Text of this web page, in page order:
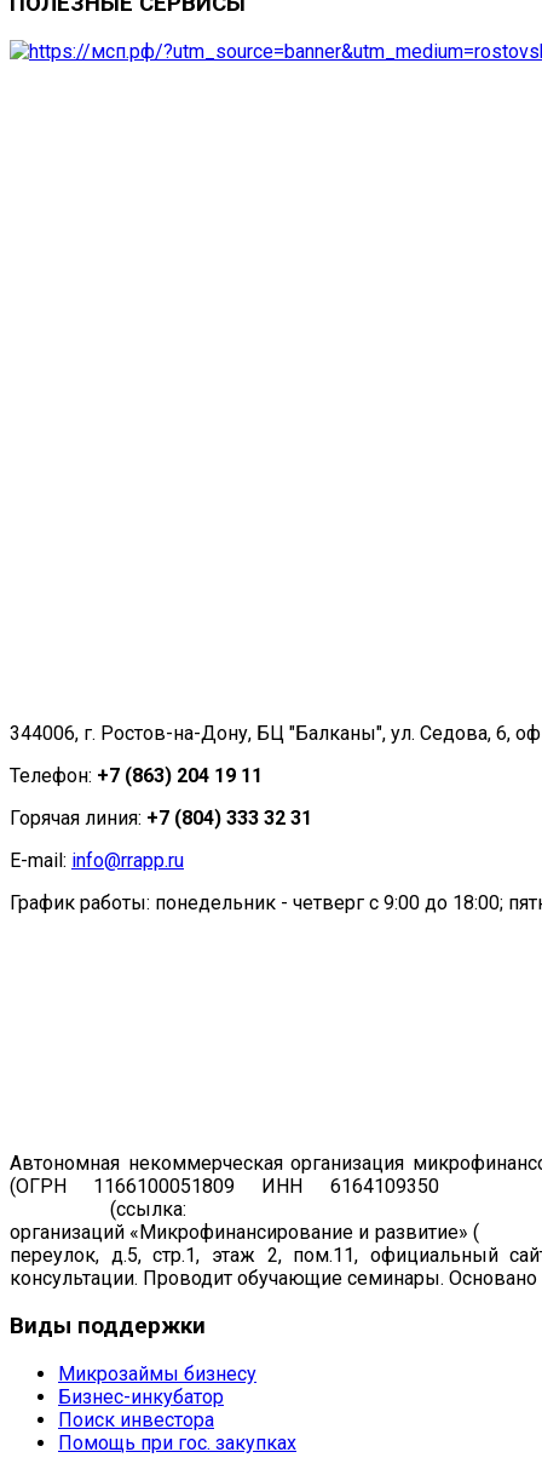
344006, г. Ростов-на-Дону, БЦ "Балканы", ул. Седова, 6,
Телефон: +7 (863) 204 19 11
Горячая линия: +7 (804) 333 32 31
E-mail: info@rrapp.ru
График работы: понедельник - четверг с 9:00 до 18:00;
Автономная некоммерческая организация
(ОГРН 1166100051809 ИНН 6164109350
(ссылка:
организаций «Микрофинансирование и развитие» (рег.
переулок, д.5, стр.1, этаж 2, пом.11, официальный
консультации. Проводит обучающие семинары. Основано
Виды поддержки
Микрозаймы бизнесу
Бизнес-инкубатор
Поиск инвестора
Помощь при гос. закупках